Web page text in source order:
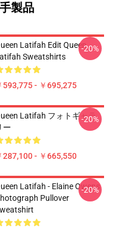
製品
Latifah Edit Queen
Sweatshirts
593,775 - ￥695,275
-20%
Latifah フォトギャラ
ー
287,100 - ￥665,550
-20%
Latifah - Elaine Owens
Pullover
-20%